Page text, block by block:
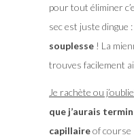
pour tout éliminer
sec est juste dingue :
souplesse! La
trouves facilement
Je rachète ou
que j’aurais
capillaireof course